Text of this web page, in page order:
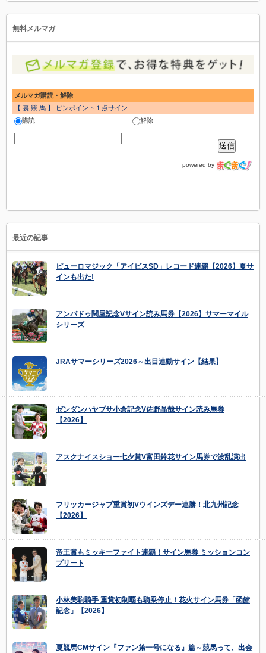
無料メルマガ
メルマガ購読・解除
【 裏 競 馬 】 ピンポイント１点サイン
購読
解除
powered by
最近の記事
ピューロマジック「アイビスSD」レコード連覇【2026】夏サ
インも出た!
アンパドゥ関屋記念Vサイン読み馬券【2026】サマーマイル
シリーズ
JRAサマーシリーズ2026～出目連動サイン【結果】
ゼンダンハヤブサ小倉記念V佐野晶哉サイン読み馬券
【2026】
アスクナイスショー七夕賞V富田鈴花サイン馬券で波乱演出
フリッカージャブ重賞初Vウインズデー連勝！北九州記念
【2026】
帝王賞もミッキーファイト連覇！サイン馬券 ミッションコン
プリート
小林美駒騎手 重賞初制覇も騎乗停止！花火サイン馬券「函館
記念」【2026】
夏競馬CMサイン『ファン第一号になる』篇～競馬って、出会